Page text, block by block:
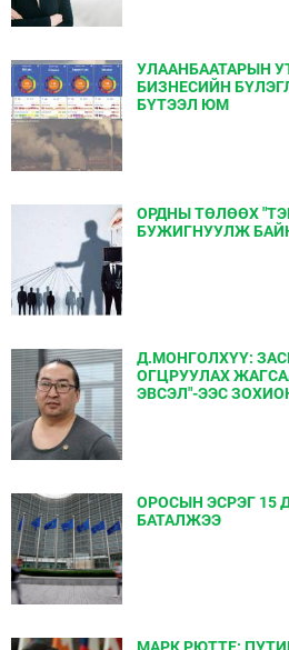
УЛААНБААТАРЫН
БИЗНЕСИЙН
БҮТЭЭЛ ЮМ
ОРДНЫ ТӨЛӨӨХ
БУЖИГНУУЛЖ
Д.МОНГОЛХҮҮ:
ОГЦРУУЛАХ
ЭВСЭЛ"-ЭЭС
ОРОСЫН ЭСРЭГ 15
БАТАЛЖЭЭ